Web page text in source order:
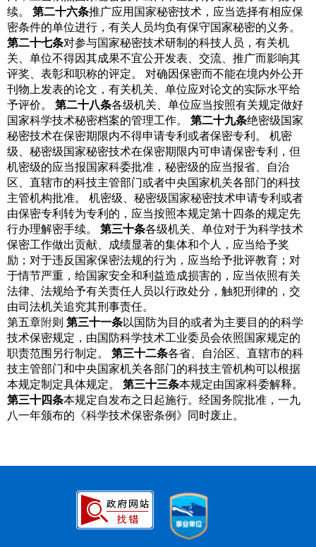
续。
第二十六条推广应用国家秘密技术，应当选择有相应保
密条件的单位进行，有关人员均负有保守国家秘密的义务。
第二十七条对参与国家秘密技术研制的科技人员，有关机
关、单位不得因其成果不宜公开发表、交流、推广而影响其
评奖、表彰和职称的评定。 对确因保密而不能在境内外公开
刊物上发表的论文，有关机关、单位应对论文的实际水平给
予评价。 第二十八条各级机关、单位应当按照有关规定做好
国家科学技术秘密档案的管理工作。 第二十九条绝密级国家
秘密技术在保密期限内不得申请专利或者保密专利。 机密
级、秘密级国家秘密技术在保密期限内可申请保密专利，但
机密级的应当报国家科委批准，秘密级的应当报省、自治
区、直辖市的科技主管部门或者中央国家机关各部门的科技
主管机构批准。 机密级、秘密级国家秘密技术申请专利或者
由保密专利转为专利的，应当按照本规定第十四条的规定先
行办理解密手续。 第三十条各级机关、单位对于为科学技术
保密工作做出贡献、成绩显著的集体和个人，应当给予奖
励；对于违反国家保密法规的行为，应当给予批评教育；对
于情节严重，给国家安全和利益造成损害的，应当依照有关
法律、法规给予有关责任人员以行政处分，触犯刑律的，交
由司法机关追究其刑事责任。
第五章附则 第三十一条以国防为目的或者为主要目的的科学
技术保密规定，由国防科学技术工业委员会依照国家规定的
职责范围另行制定。 第三十二条各省、自治区、直辖市的科
技主管部门和中央国家机关各部门的科技主管机构可以根据
本规定制定具体规定。 第三十三条本规定由国家科委解释。
第三十四条本规定自发布之日起施行。经国务院批准，一九
八一年颁布的《科学技术保密条例》同时废止。